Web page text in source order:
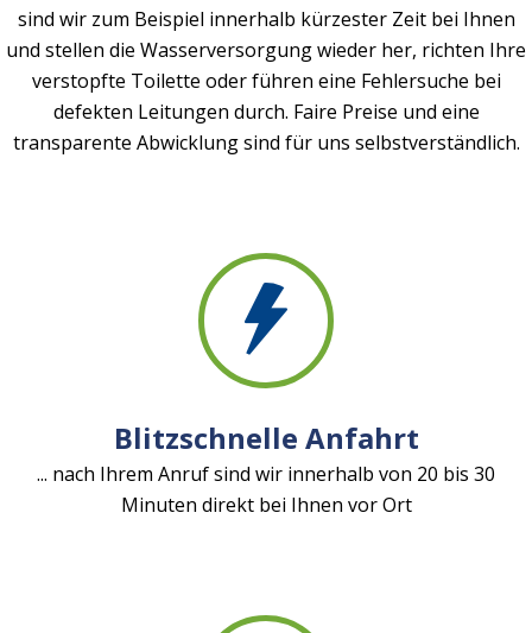
sind wir zum Beispiel innerhalb kürzester Zeit bei Ihnen
und stellen die Wasserversorgung wieder her, richten Ihre
verstopfte Toilette oder führen eine Fehlersuche bei
defekten Leitungen durch. Faire Preise und eine
transparente Abwicklung sind für uns selbstverständlich.
Blitzschnelle Anfahrt
... nach Ihrem Anruf sind wir innerhalb von 20 bis 30
Minuten direkt bei Ihnen vor Ort